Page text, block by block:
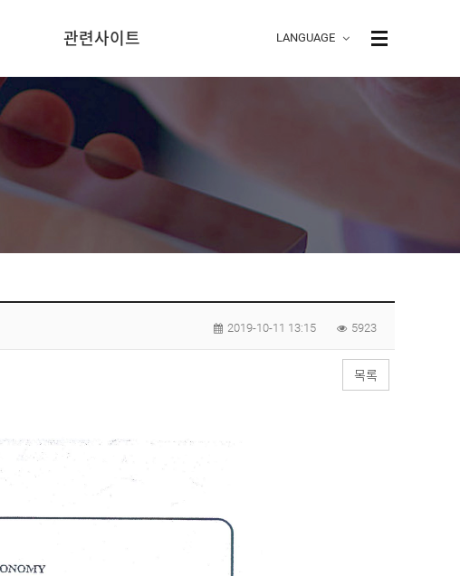
LANGUAGE
관련사이트
2019-10-11 13:15 5923
목록